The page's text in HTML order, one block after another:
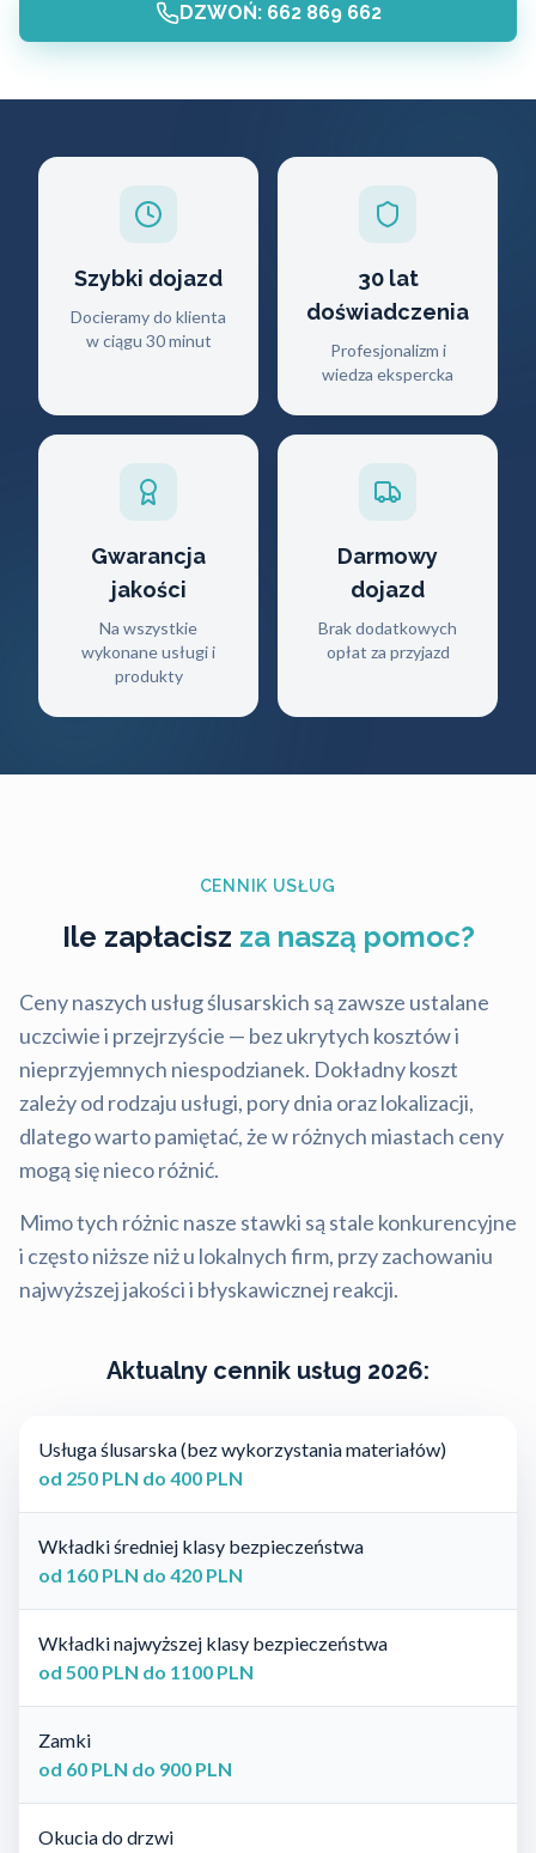
DZWOŃ: 662 869 662
Szybki dojazd
Docieramy do klienta
w ciągu 30 minut
30 lat
doświadczenia
Profesjonalizm i
wiedza ekspercka
Gwarancja
jakości
Na wszystkie
wykonane usługi i
produkty
Darmowy
dojazd
Brak dodatkowych
opłat za przyjazd
CENNIK USŁUG
Ile zapłacisz za naszą pomoc?
Ceny naszych usług ślusarskich są zawsze ustalane
uczciwie i przejrzyście — bez ukrytych kosztów i
nieprzyjemnych niespodzianek. Dokładny koszt
zależy od rodzaju usługi, pory dnia oraz lokalizacji,
dlatego warto pamiętać, że w różnych miastach ceny
mogą się nieco różnić.
Mimo tych różnic nasze stawki są stale konkurencyjne
i często niższe niż u lokalnych firm, przy zachowaniu
najwyższej jakości i błyskawicznej reakcji.
Aktualny cennik usług 2026:
Usługa ślusarska (bez wykorzystania materiałów)
od 250 PLN do 400 PLN
Wkładki średniej klasy bezpieczeństwa
od 160 PLN do 420 PLN
Wkładki najwyższej klasy bezpieczeństwa
od 500 PLN do 1100 PLN
Zamki
od 60 PLN do 900 PLN
Okucia do drzwi